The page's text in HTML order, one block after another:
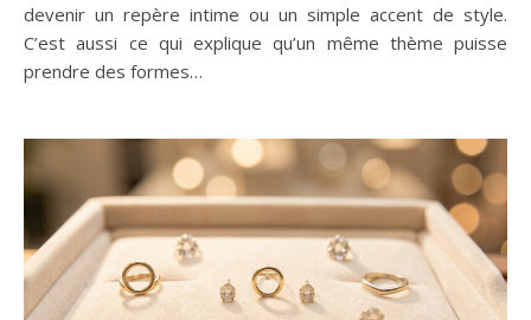
devenir un repère intime ou un simple accent de style.
C’est aussi ce qui explique qu’un même thème puisse
prendre des formes…